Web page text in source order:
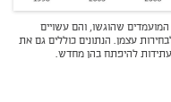
עובדו לפי רשימות המועמדים שהוגשו, והם עשויים
עצמן. הנתונים כוללים גם את